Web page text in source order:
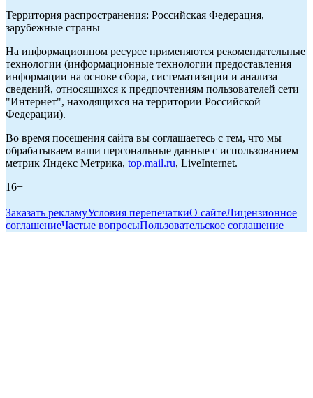
Территория распространения: Российская Федерация,
зарубежные страны
На информационном ресурсе применяются рекомендательные
технологии (информационные технологии предоставления
информации на основе сбора, систематизации и анализа
сведений, относящихся к предпочтениям пользователей сети
"Интернет", находящихся на территории Российской
Федерации).
Во время посещения сайта вы соглашаетесь с тем, что мы
обрабатываем ваши персональные данные с использованием
метрик Яндекс Метрика, top.mail.ru, LiveInternet.
16+
Заказать рекламуУсловия перепечаткиО сайтеЛицензионное
соглашениеЧастые вопросыПользовательское соглашение